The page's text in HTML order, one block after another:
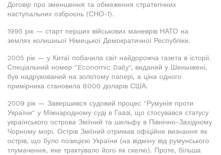
Договір про зменшення та обмеження стратегічних
наступальних озброєнь (СНО-1).
1995 рік — старт перших військових маневрів НАТО на
землях колишньої Німецької Демократичної Республіки.
2005 рік — у Китаї побачила світ найдорожча газета в історії.
Спеціальний номер "Economic Daily", виданий у Шеньчжені,
був надрукований на золотому папері, а ціна одного
примірника становила 8000 доларів США.
2009 рік — Завершився судовий процес "Румунія проти
України" у Міжнародному суді в Гаазі, що стосувався статусу
українського острова Зміїний та шельфу в Північно-Західному
Чорному морі. Острів Зміїний отримав офіційне визнання як
острів, що було позицією України (на відміну від румунського
тлумачення, яке трактувало його як скелю). Проте, більша